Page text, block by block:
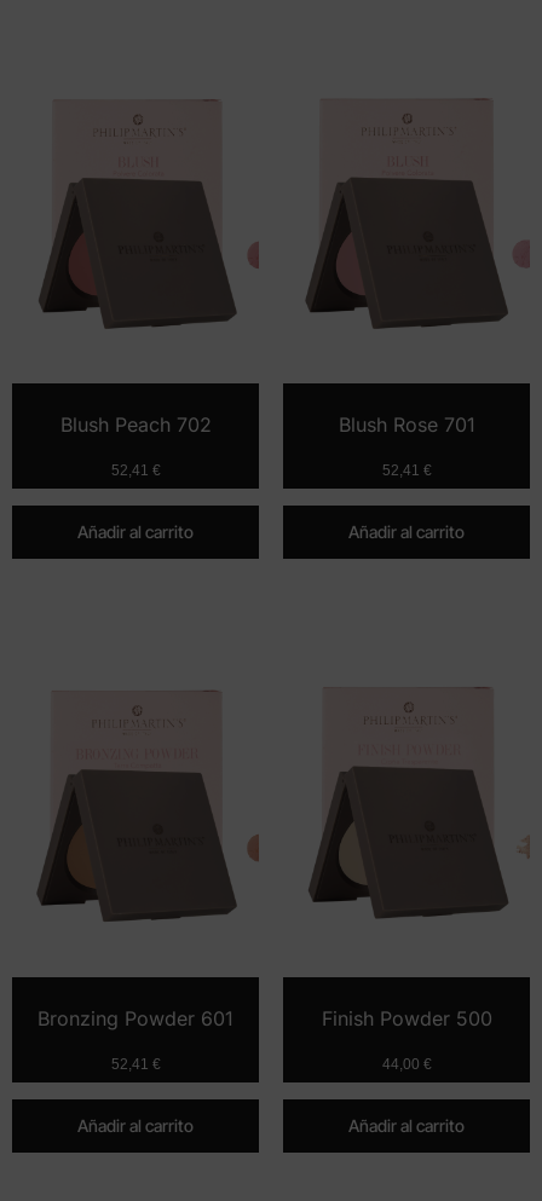
Blush Peach 702
52,41 €
Añadir al carrito
Blush Rose 701
52,41 €
Añadir al carrito
Bronzing Powder 601
52,41 €
Añadir al carrito
Finish Powder 500
44,00 €
Añadir al carrito